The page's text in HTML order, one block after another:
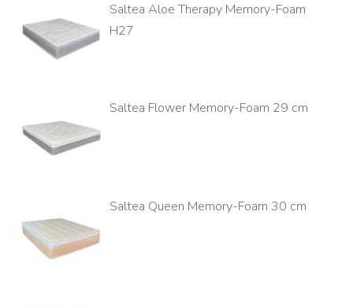
Saltea Aloe Therapy Memory-Foam
H27
Saltea Flower Memory-Foam 29 cm
Saltea Queen Memory-Foam 30 cm